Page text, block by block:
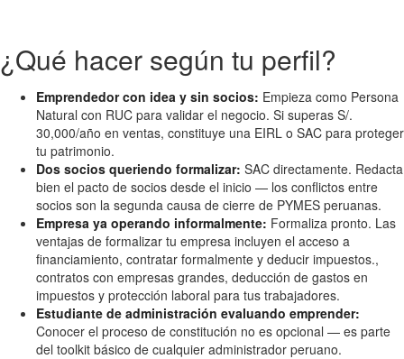
¿Qué hacer según tu perfil?
Emprendedor con idea y sin socios: Empieza como Persona
Natural con RUC para validar el negocio. Si superas S/.
30,000/año en ventas, constituye una EIRL o SAC para proteger
tu patrimonio.
Dos socios queriendo formalizar: SAC directamente. Redacta
bien el pacto de socios desde el inicio — los conflictos entre
socios son la segunda causa de cierre de PYMES peruanas.
Empresa ya operando informalmente: Formaliza pronto. Las
ventajas de formalizar tu empresa incluyen el acceso a
financiamiento, contratar formalmente y deducir impuestos.,
contratos con empresas grandes, deducción de gastos en
impuestos y protección laboral para tus trabajadores.
Estudiante de administración evaluando emprender:
Conocer el proceso de constitución no es opcional — es parte
del toolkit básico de cualquier administrador peruano.